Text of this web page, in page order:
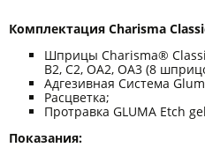
Комплектация Charisma
Шприцы Charisma®
B2, C2, OA2, OA3 (8
Адгезивная Система
Расцветка;
Протравка GLUMA Etch
Показания: